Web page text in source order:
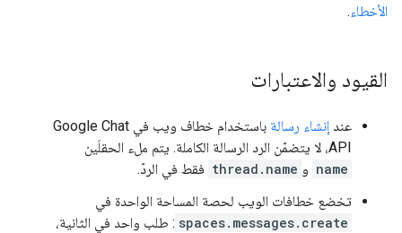
الأخطاء.
القيود والاعتبارات
عند إنشاء رسالة
باستخدام خطاف ويب في Google Chat
API، لا يتضمّن الرد الرسالة الكاملة. يتم ملء الحقلَين
name و thread.name فقط في الردّ.
تخضع خطافات الويب لحصة المساحة الواحدة في
spaces.messages.create : طلب واحد في الثانية،